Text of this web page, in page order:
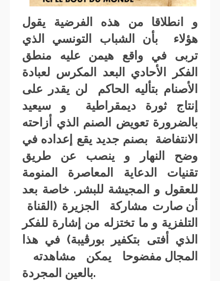
و انطلاقا من هذه الفرضية يقول
هؤلاء بأن الشباب التونسي الذي
تربى في واقع هيمن عليه منطق
الفكر الأحادي البعد المكرس لعبادة
الأصنام بتأليه الحاكم لن يقدر على
إنتاج ثورة ديمقراطية و سيعيد
بالضرورة تعويض الصنم الذي أزاحته
الانتفاضة بصنم جديد يقع إعداده في
وضح النهار و ينصب عن طريق
تقنيات الدعاية المعاصرة المنومة
للعقول و المجيشة للبشر. خاصة بعد
أن صارت مشاركة الجزيرة (القناة
التلفزية و ما تختزله من إشارة للفكر
الذي أفتى بتكفير بورڤيبة) في هذا
المجال مفضوحا يمكن مشاهدته
بالعين المجردة.